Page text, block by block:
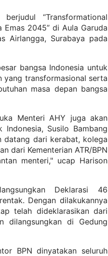
“Transformational
2045” di Aula Garuda
Airlangga, Surabaya pada
bangsa Indonesia untuk
yang transformasional serta
masa depan bangsa
Menteri AHY juga akan
Susilo Bambang
datang dari kerabat, kolega
dari Kementerian ATR/BPN
menteri," ucap Harison
Deklarasi 46
Dengan dilakukannya
telah dideklarasikan dari
dilangsungkan di Gedung
BPN dinyatakan seluruh